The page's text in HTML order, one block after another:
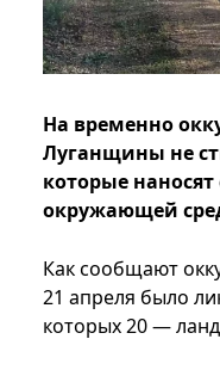
На временно
Луганщины не
которые
окружающей
Как сообщают
21 апреля было
которых 20 —